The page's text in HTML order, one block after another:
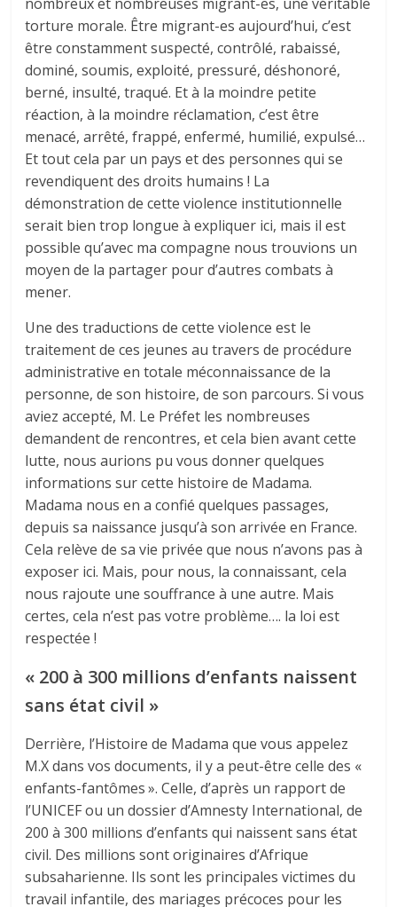
torture morale. Être migrant-es aujourd’hui, c’est
être constamment suspecté, contrôlé, rabaissé,
dominé, soumis, exploité, pressuré, déshonoré,
berné, insulté, traqué. Et à la moindre petite
réaction, à la moindre réclamation, c’est être
menacé, arrêté, frappé, enfermé, humilié, expulsé…
Et tout cela par un pays et des personnes qui se
revendiquent des droits humains ! La
démonstration de cette violence institutionnelle
serait bien trop longue à expliquer ici, mais il est
possible qu’avec ma compagne nous trouvions un
moyen de la partager pour d’autres combats à
mener.
Une des traductions de cette violence est le
traitement de ces jeunes au travers de procédure
administrative en totale méconnaissance de la
personne, de son histoire, de son parcours. Si vous
aviez accepté, M. Le Préfet les nombreuses
demandent de rencontres, et cela bien avant cette
lutte, nous aurions pu vous donner quelques
informations sur cette histoire de Madama.
Madama nous en a confié quelques passages,
depuis sa naissance jusqu’à son arrivée en France.
Cela relève de sa vie privée que nous n’avons pas à
exposer ici. Mais, pour nous, la connaissant, cela
nous rajoute une souffrance à une autre. Mais
certes, cela n’est pas votre problème…. la loi est
respectée !
« 200 à 300 millions d’enfants naissent
sans état civil »
Derrière, l’Histoire de Madama que vous appelez
M.X dans vos documents, il y a peut-être celle des «
enfants-fantômes ». Celle, d’après un rapport de
l’UNICEF ou un dossier d’Amnesty International, de
200 à 300 millions d’enfants qui naissent sans état
civil. Des millions sont originaires d’Afrique
subsaharienne. Ils sont les principales victimes du
travail infantile, des mariages précoces pour les